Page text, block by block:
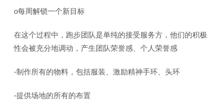
o每周解锁一个新目标
在这个过程中，跑步团队是单纯的接受服务方，他们的积极
性会被充分地调动，产生团队荣誉感、个人荣誉感
-制作所有的物料，包括服装、激励精神手环、头环
-提供场地的所有的布置